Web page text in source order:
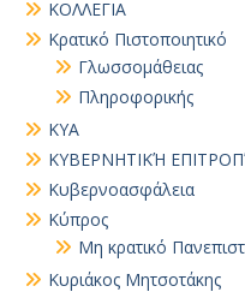
ΚΟΛΛΕΓΙΑ
Κρατικό Πιστοποιητικό
Γλωσσομάθειας
Πληροφορικής
ΚΥΑ
ΚΥΒΕΡΝΗΤΙΚΉ
Κυβερνοασφάλεια
Κύπρος
Μη κρατικό
Κυριάκος Μητσοτάκης